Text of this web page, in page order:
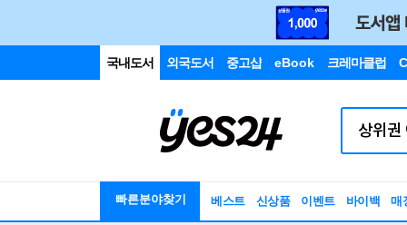
국내도서 외국도서 중고샵 eBook 크레마클럽
빠른분야찾기 베스트 신상품 이벤트 바이백 매